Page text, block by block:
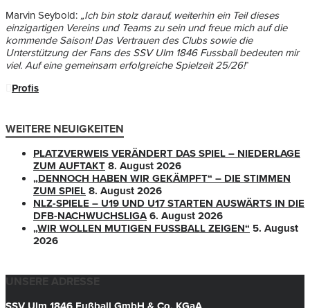
Marvin Seybold: „Ich bin stolz darauf, weiterhin ein Teil dieses
einzigartigen Vereins und Teams zu sein und freue mich auf die
kommende Saison! Das Vertrauen des Clubs sowie die
Unterstützung der Fans des SSV Ulm 1846 Fussball bedeuten mir
viel. Auf eine gemeinsam erfolgreiche Spielzeit 25/26!“
Profis
WEITERE NEUIGKEITEN
PLATZVERWEIS VERÄNDERT DAS SPIEL – NIEDERLAGE
ZUM AUFTAKT 8. August 2026
„DENNOCH HABEN WIR GEKÄMPFT“ – DIE STIMMEN
ZUM SPIEL 8. August 2026
NLZ-SPIELE – U19 UND U17 STARTEN AUSWÄRTS IN DIE
DFB-NACHWUCHSLIGA 6. August 2026
„WIR WOLLEN MUTIGEN FUSSBALL ZEIGEN“
5. August
2026
UNSERE ADRESSE